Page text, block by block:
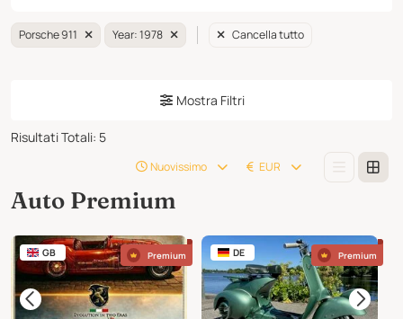
Porsche 911 Year: 1978 Cancella tutto
Mostra Filtri
Risultati Totali: 5
Nuovissimo EUR
Auto Premium
GB Premium DE Premium